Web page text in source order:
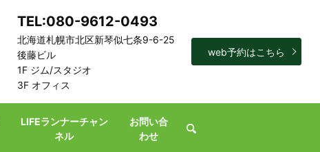
LIFEランナーチャン
ネル
お問い合
わせ
search
TEL:080-9612-0493
北海道札幌市北区新琴似七条9-6-25
後藤ビル
1F ジム/スタジオ
3F オフィス
web予約はこちら